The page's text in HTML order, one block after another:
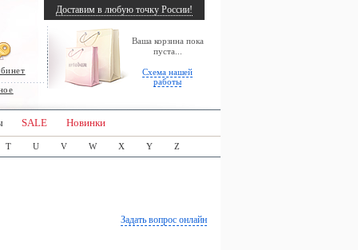
Ваша корзина пока
пуста...
Схема нашей
работы
Доставим в любую точку России!
SALE Новинки
T U V W X Y Z
Задать вопрос онлайн